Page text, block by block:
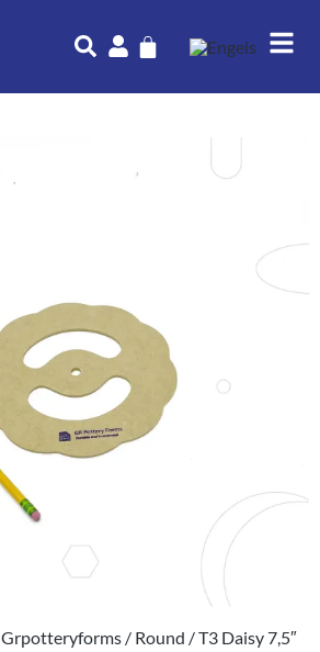
Grpotteryforms / Round / T3 Daisy 7,5″